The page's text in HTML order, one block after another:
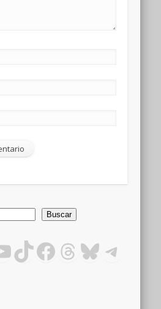
Buscar
TikTok
Facebook
Threads
Bluesky